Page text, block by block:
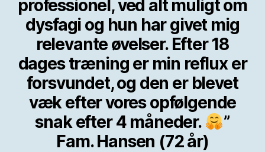
professionel, ved alt muligt om
dysfagi og hun har givet mig
relevante øvelser. Efter 18
dages træning er min reflux er
forsvundet, og den er blevet
væk efter vores opfølgende
snak efter 4 måneder.
”
Fam. Hansen (72 år)